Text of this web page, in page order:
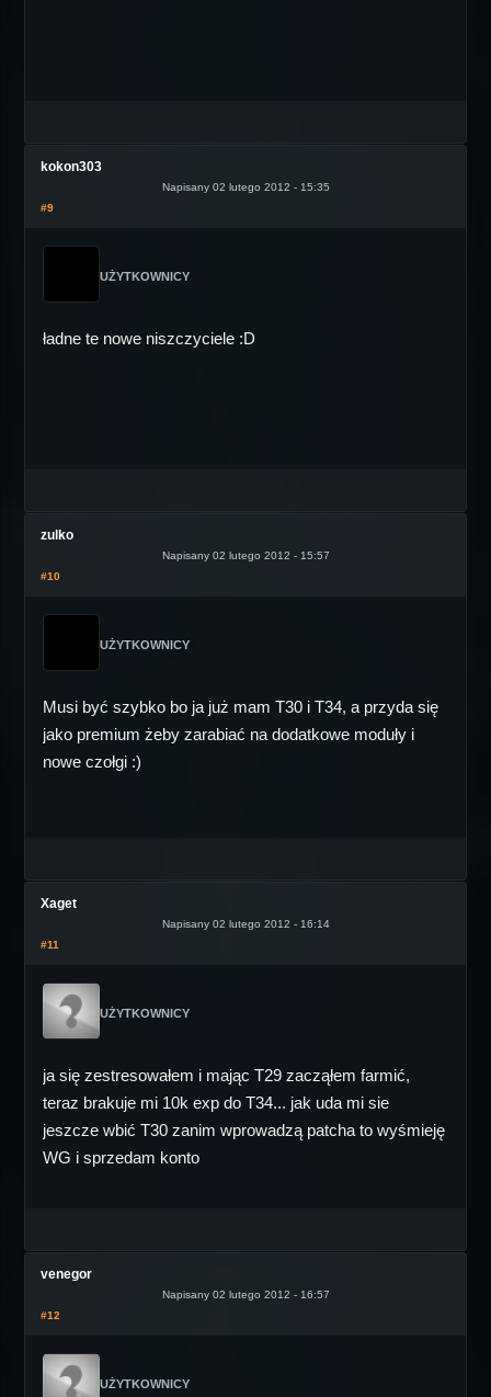
kokon303
Napisany 02 lutego 2012 - 15:35
#9
UŻYTKOWNICY
ładne te nowe niszczyciele :D
zulko
Napisany 02 lutego 2012 - 15:57
#10
UŻYTKOWNICY
Musi być szybko bo ja już mam T30 i T34, a przyda się
jako premium żeby zarabiać na dodatkowe moduły i
nowe czołgi :)
Xaget
Napisany 02 lutego 2012 - 16:14
#11
UŻYTKOWNICY
ja się zestresowałem i mając T29 zacząłem farmić,
teraz brakuje mi 10k exp do T34... jak uda mi sie
jeszcze wbić T30 zanim wprowadzą patcha to wyśmieję
WG i sprzedam konto
venegor
Napisany 02 lutego 2012 - 16:57
#12
UŻYTKOWNICY